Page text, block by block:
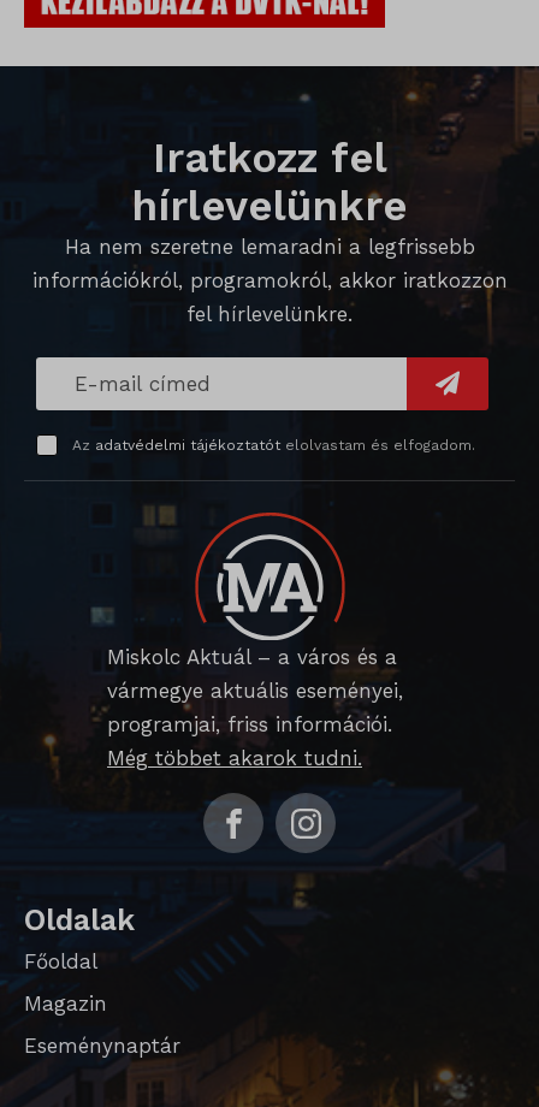
Iratkozz fel
hírlevelünkre
Ha nem szeretne lemaradni a legfrissebb
információkról, programokról, akkor iratkozzon
fel hírlevelünkre.
Az adatvédelmi tájékoztatótelolvastam és elfogadom.
Miskolc Aktuál – a város és a
vármegye aktuális eseményei,
programjai, friss információi.
Még többet akarok tudni.
Oldalak
Főoldal
Magazin
Eseménynaptár
SameSite
SL_G_WPT_TO
SLO_G_WPT_TO
SLO_GWPT_Show_Hide_tmp
ssm_au_c